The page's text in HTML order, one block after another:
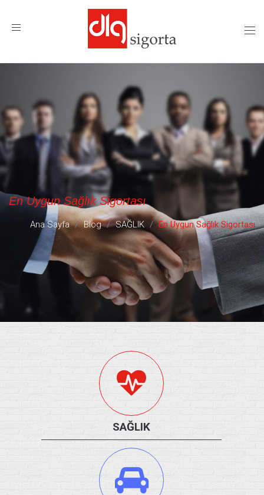
MENÜ
En Uygun Sağlık Sigortası
Ana Sayfa Blog SAĞLIK En Uygun Sağlık Sigortası
SAĞLIK